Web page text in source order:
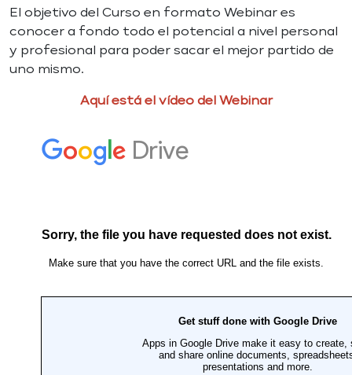
El objetivo del Curso en formato Webinar es
conocer a fondo todo el potencial a nivel personal
y profesional para poder sacar el mejor partido de
uno mismo.
Aquí está el vídeo del Webinar